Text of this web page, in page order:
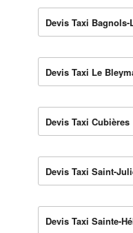
Devis Taxi Bagnols-
Devis Taxi Le
Devis Taxi Cubières
Devis Taxi Saint-
Devis Taxi Sainte-